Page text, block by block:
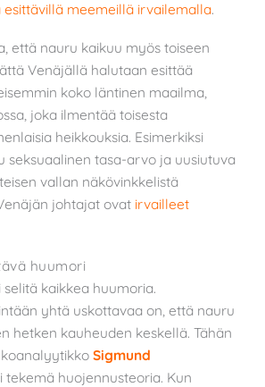
esittävillä meemeillä irvailemalla.
että nauru kaikuu myös toiseen
Venäjällä halutaan esittää
koko läntinen maailma,
joka ilmentää toisesta
heikkouksia. Esimerkiksi
seksuaalinen tasa-arvo ja uusiutuva
vallan näkövinkkelistä
johtajat ovat irvailleet
huumori
kaikkea huumoria.
yhtä uskottavaa on, että nauru
hetken kauheuden keskellä. Tähän
Sigmund
tekemä huojennusteoria. Kun